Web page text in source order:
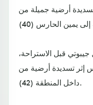
أرضية جميلة من
قبل الاستراحة،
إثر تسديدة أرضية من
داخل المنطقة (42).